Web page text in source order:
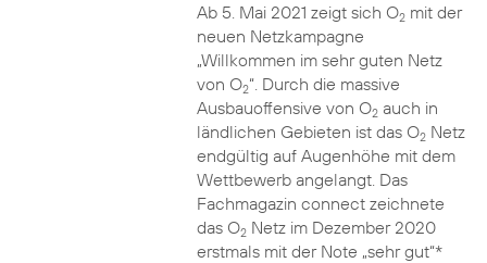
Ab 5. Mai 2021 zeigt sich O2mit der
neuen Netzkampagne
„Willkommen im sehr guten Netz
von O2“. Durch die massive
Ausbauoffensive von O2auch in
ländlichen Gebieten ist das O2Netz
endgültig auf Augenhöhe mit dem
Wettbewerb angelangt. Das
Fachmagazin connect zeichnete
das O2Netz im Dezember 2020
erstmals mit der Note „sehr gut“*